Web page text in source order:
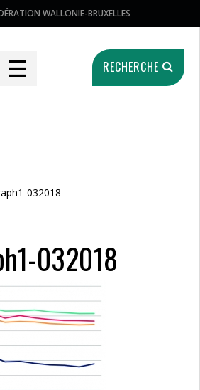
WALLONIE-BRUXELLES
☰ RECHERCHE
032018
032018